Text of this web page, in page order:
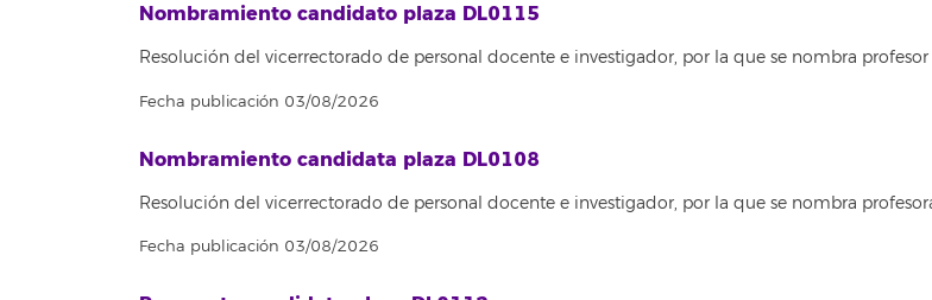
Nombramiento candidato plaza DL0115
Resolución del vicerrectorado de personal docente e investigador, por la que se nombra
Fecha publicación 03/08/2026
Nombramiento candidata plaza DL0108
Resolución del vicerrectorado de personal docente e investigador, por la que se nombra
Fecha publicación 03/08/2026